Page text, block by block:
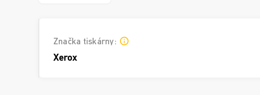
Značka tiskárny:
Xerox